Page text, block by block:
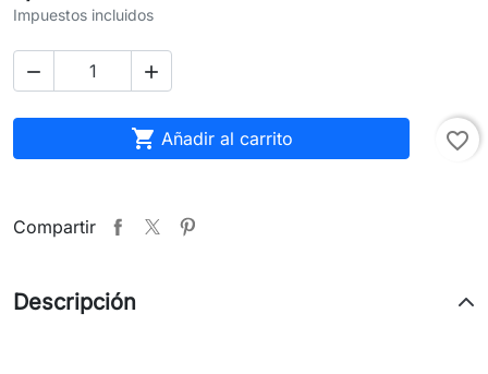
Impuestos incluidos
 
 Añadir al carrito favorite_border
Compartir
Descripción